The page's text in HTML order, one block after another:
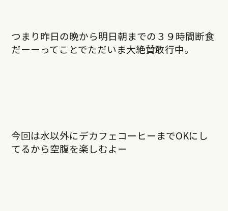
つまり昨日の晩から明日朝までの３９時間断食
だーーってことでただいま大絶賛敢行中。
今回は水以外にデカフェコーヒーまでOKにし
てるから空腹を楽しむよー